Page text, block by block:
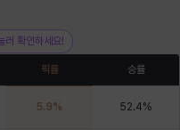
러 확인하세요!
픽률 승률
5.9% 52.4%